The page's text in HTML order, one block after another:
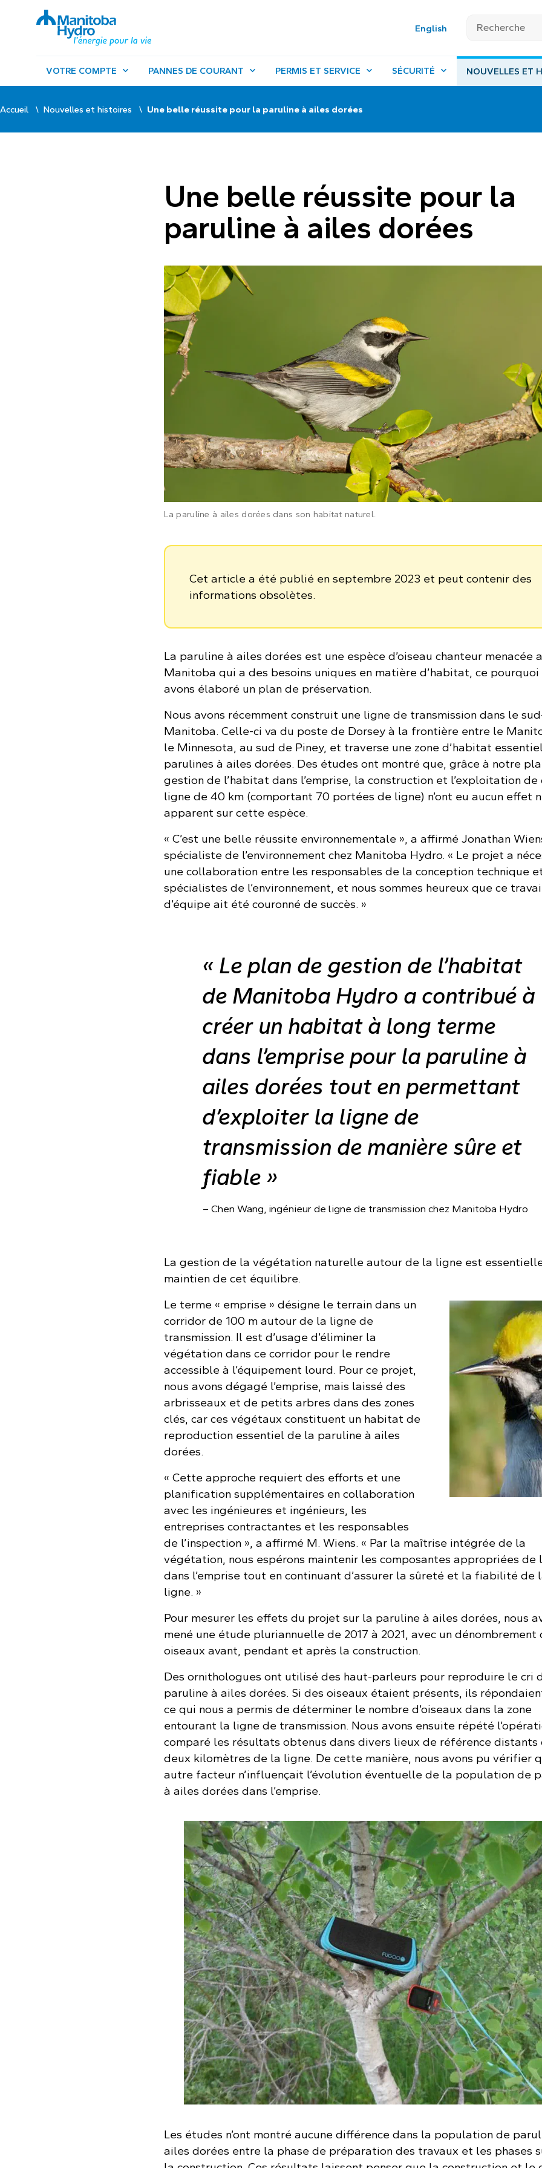
English
VOTRE COMPTE PANNES DE COURANT PERMIS ET SERVICE SÉCURITÉ NOUVELLES ET
Accueil Nouvelles et histoires Une belle réussite pour la paruline à ailes dorées
Une belle réussite pour la
paruline à ailes dorées
La paruline à ailes dorées dans son habitat naturel.
Cet article a été publié en septembre 2023 et peut contenir des
informations obsolètes.
La paruline à ailes dorées est une espèce d’oiseau chanteur menacée
Manitoba qui a des besoins uniques en matière d’habitat, ce pourquoi
avons élaboré un plan de préservation.
Nous avons récemment construit une ligne de transmission dans le
Manitoba. Celle-ci va du poste de Dorsey à la frontière entre le
le Minnesota, au sud de Piney, et traverse une zone d’habitat
parulines à ailes dorées. Des études ont montré que, grâce à notre
gestion de l’habitat dans l’emprise, la construction et l’exploitation
ligne de 40 km (comportant 70 portées de ligne) n’ont eu aucun effet
apparent sur cette espèce.
« C’est une belle réussite environnementale », a affirmé Jonathan
spécialiste de l’environnement chez Manitoba Hydro. « Le projet a
une collaboration entre les responsables de la conception technique
spécialistes de l’environnement, et nous sommes heureux que ce
d’équipe ait été couronné de succès. »
« Le plan de gestion de l’habitat
de Manitoba Hydro a contribué à
créer un habitat à long terme
dans l’emprise pour la paruline à
ailes dorées tout en permettant
d’exploiter la ligne de
transmission de manière sûre et
fiable »
– Chen Wang, ingénieur de ligne de transmission chez Manitoba Hydro
La gestion de la végétation naturelle autour de la ligne est
maintien de cet équilibre.
Le terme « emprise » désigne le terrain dans un
corridor de 100 m autour de la ligne de
transmission. Il est d’usage d’éliminer la
végétation dans ce corridor pour le rendre
accessible à l’équipement lourd. Pour ce projet,
nous avons dégagé l’emprise, mais laissé des
arbrisseaux et de petits arbres dans des zones
clés, car ces végétaux constituent un habitat de
reproduction essentiel de la paruline à ailes
dorées.
« Cette approche requiert des efforts et une
planification supplémentaires en collaboration
avec les ingénieures et ingénieurs, les
entreprises contractantes et les responsables
de l’inspection », a affirmé M. Wiens. « Par la maîtrise intégrée de la
végétation, nous espérons maintenir les composantes appropriées de
dans l’emprise tout en continuant d’assurer la sûreté et la fiabilité de
ligne. »
Pour mesurer les effets du projet sur la paruline à ailes dorées, nous
mené une étude pluriannuelle de 2017 à 2021, avec un dénombrement
oiseaux avant, pendant et après la construction.
Des ornithologues ont utilisé des haut-parleurs pour reproduire le cri
paruline à ailes dorées. Si des oiseaux étaient présents, ils
ce qui nous a permis de déterminer le nombre d’oiseaux dans la zone
entourant la ligne de transmission. Nous avons ensuite répété
comparé les résultats obtenus dans divers lieux de référence distants
deux kilomètres de la ligne. De cette manière, nous avons pu vérifier
autre facteur n’influençait l’évolution éventuelle de la population de
à ailes dorées dans l’emprise.
Les études n’ont montré aucune différence dans la population de
ailes dorées entre la phase de préparation des travaux et les phases